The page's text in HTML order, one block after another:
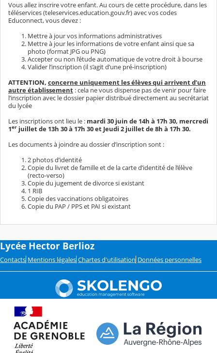
Vous allez inscrire votre enfant. Au cours de cette procédure, dans les
téléservices (teleservices.education.gouv.fr) avec vos codes
Educonnect, vous devez :
Mettre à jour vos informations administratives
Mettre à jour les informations de votre enfant ainsi que sa
photo (format JPG ou PNG)
Accepter ou non l’étude automatique de votre droit à bourse
Valider l’inscription (il s’agit d’une pré-inscription)
ATTENTION, concerne uniquement les élèves qui arrivent d’un
autre établissement : cela ne vous dispense pas de venir pour faire
l’inscription avec le dossier papier distribué directement au secrétariat
du lycée
Les inscriptions ont lieu le : mardi 30 juin de 14h à 17h 30, mercredi
1er juillet de 13h 30 à 17h 30 et Jeudi 2 juillet de 8h à 17h 30.
Les documents à joindre au dossier d’inscription sont :
2 photos d’identité
Copie du livret de famille et de la carte d’identité de l’élève
(recto-verso)
Copie du jugement de divorce si existant
1 RIB
Copie des vaccinations obligatoires
Copie du PAP / PPS et PAI si existant
Lycée Hector Berlioz
Contacts Mentions légales Chartes d'utilisation Données personnelles